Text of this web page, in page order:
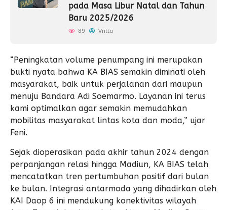
pada Masa Libur Natal dan Tahun
Baru 2025/2026
89 Vritta
“Peningkatan volume penumpang ini merupakan
bukti nyata bahwa KA BIAS semakin diminati oleh
masyarakat, baik untuk perjalanan dari maupun
menuju Bandara Adi Soemarmo. Layanan ini terus
kami optimalkan agar semakin memudahkan
mobilitas masyarakat lintas kota dan moda,” ujar
Feni.
Sejak dioperasikan pada akhir tahun 2024 dengan
perpanjangan relasi hingga Madiun, KA BIAS telah
mencatatkan tren pertumbuhan positif dari bulan
ke bulan. Integrasi antarmoda yang dihadirkan oleh
KAI Daop 6 ini mendukung konektivitas wilayah